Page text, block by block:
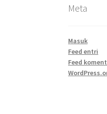
Meta
Masuk
Feed entri
Feed